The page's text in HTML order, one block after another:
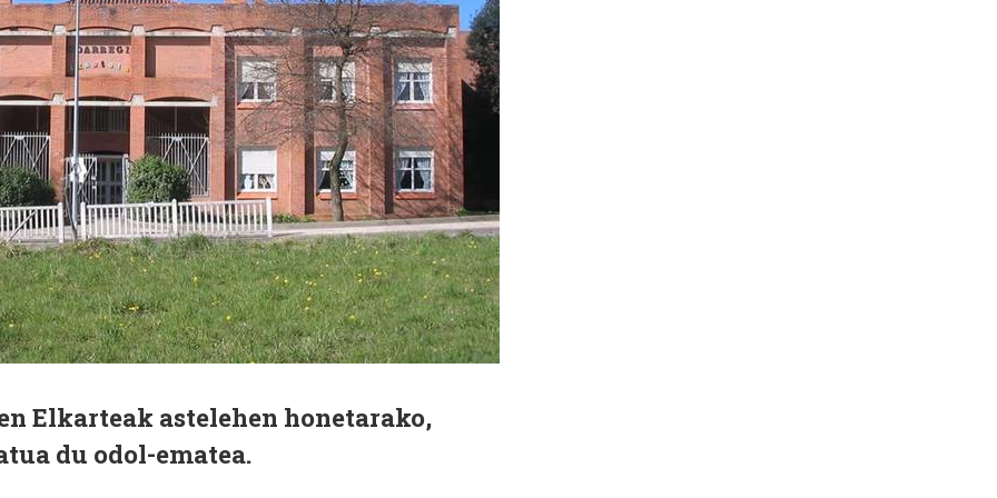
Elkarteak astelehen honetarako,
du odol-ematea.